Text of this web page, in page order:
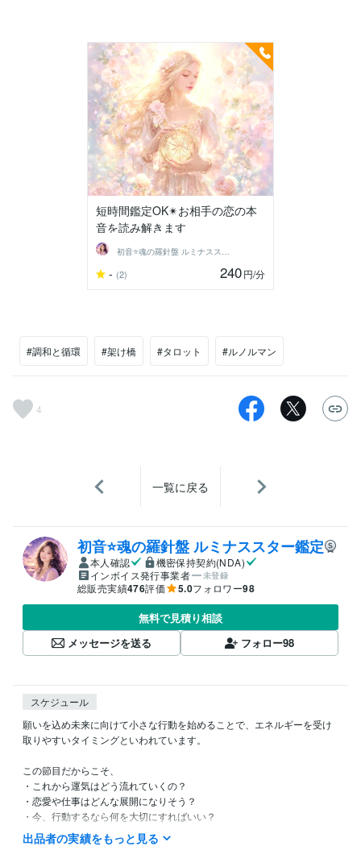
短時間鑑定OK✴︎お相手の恋の本
音を読み解きます
初音⭐️魂の羅針盤 ルミナススター鑑定
- (2) 240円/分
#調和と循環 #架け橋 #タロット #ルノルマン
4
一覧に戻る
初音⭐️魂の羅針盤 ルミナススター鑑定
本人確認
機密保持契約(NDA)
インボイス発行事業者
未登録
総販売実績476評価 5.0フォロワー98
無料で見積り相談
メッセージを送る
フォロー98
スケジュール
願いを込め未来に向けて小さな行動を始めることで、エネルギーを受け
取りやすいタイミングといわれています。
この節目だからこそ、
・これから運気はどう流れていくの？
・恋愛や仕事はどんな展開になりそう？
・今、行動するなら何を大切にすればいい？
七夕の特別なエネルギーを味方につけてらあなたらしい未来への一歩を
出品者の実績をもっと見る